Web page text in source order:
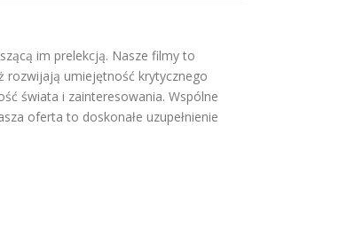
im prelekcją. Nasze filmy to
rozwijają umiejętność krytycznego
świata i zainteresowania. Wspólne
oferta to doskonałe uzupełnienie